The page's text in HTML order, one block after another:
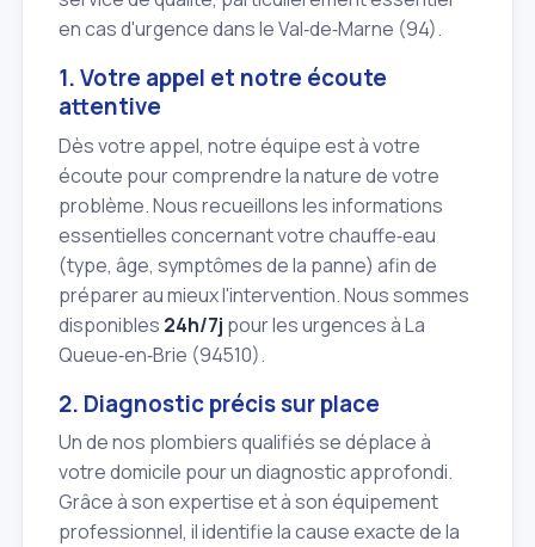
en cas d'urgence dans le Val‑de‑Marne (94).
1. Votre appel et notre écoute
attentive
Dès votre appel, notre équipe est à votre
écoute pour comprendre la nature de votre
problème. Nous recueillons les informations
essentielles concernant votre chauffe‑eau
(type, âge, symptômes de la panne) afin de
préparer au mieux l'intervention. Nous sommes
disponibles 24h/7j pour les urgences à La
Queue‑en‑Brie (94510).
2. Diagnostic précis sur place
Un de nos plombiers qualifiés se déplace à
votre domicile pour un diagnostic approfondi.
Grâce à son expertise et à son équipement
professionnel, il identifie la cause exacte de la